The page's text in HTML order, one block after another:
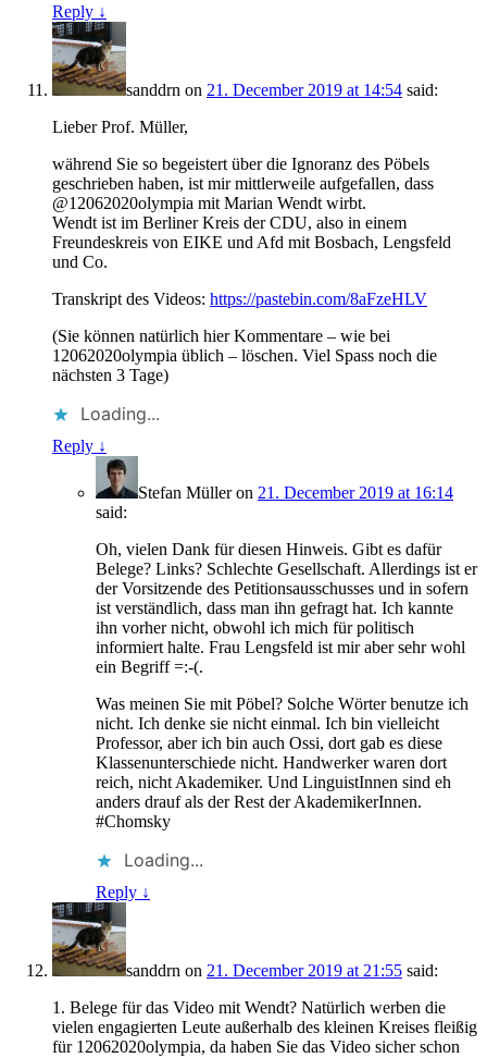
Reply ↓
sanddrn on 21. December 2019 at 14:54 said:
Lieber Prof. Müller,
während Sie so begeistert über die Ignoranz des Pöbels
geschrieben haben, ist mir mittlerweile aufgefallen, dass
@12062020olympia mit Marian Wendt wirbt.
Wendt ist im Berliner Kreis der CDU, also in einem
Freundeskreis von EIKE und Afd mit Bosbach, Lengsfeld
und Co.
Transkript des Videos: https://pastebin.com/8aFzeHLV
(Sie können natürlich hier Kommentare – wie bei
12062020olympia üblich – löschen. Viel Spass noch die
nächsten 3 Tage)
Loading...
Reply ↓
Stefan Mülleron 21. December 2019 at 16:14
said:
Oh, vielen Dank für diesen Hinweis. Gibt es dafür
Belege? Links? Schlechte Gesellschaft. Allerdings ist er
der Vorsitzende des Petitionsausschusses und in sofern
ist verständlich, dass man ihn gefragt hat. Ich kannte
ihn vorher nicht, obwohl ich mich für politisch
informiert halte. Frau Lengsfeld ist mir aber sehr wohl
ein Begriff =:-(.
Was meinen Sie mit Pöbel? Solche Wörter benutze ich
nicht. Ich denke sie nicht einmal. Ich bin vielleicht
Professor, aber ich bin auch Ossi, dort gab es diese
Klassenunterschiede nicht. Handwerker waren dort
reich, nicht Akademiker. Und LinguistInnen sind eh
anders drauf als der Rest der AkademikerInnen.
#Chomsky
Loading...
Reply ↓
sanddrn on 21. December 2019 at 21:55 said:
1. Belege für das Video mit Wendt? Natürlich werben die
vielen engagierten Leute außerhalb des kleinen Kreises fleißig
für 12062020olympia, da haben Sie das Video sicher schon